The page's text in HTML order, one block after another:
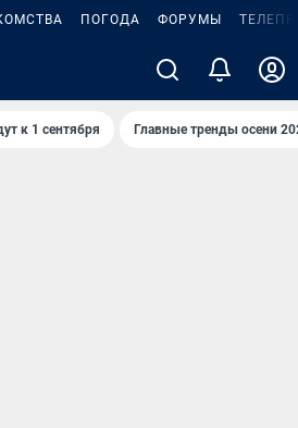
ПОГОДА ФОРУМЫ
к 1 сентября Главные тренды осени